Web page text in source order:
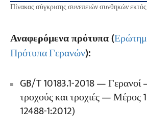
Πίνακας σύγκρισης συνεπειών συνθηκών
Αναφερόμενα πρότυπα (
Πρότυπα Γερανών):
GB/T 10183.1-2018 — Γερανοί
τροχούς και τροχιές — Μέρος
12488-1:2012)